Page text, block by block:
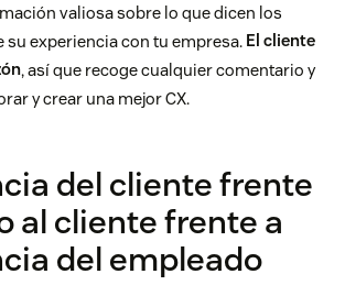
valiosa sobre lo que dicen los
su experiencia con tu empresa. El cliente
, así que recoge cualquier comentario y
y crear una mejor CX.
del cliente frente
al cliente frente a
del empleado